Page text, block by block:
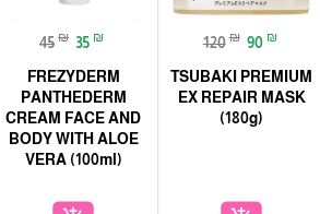
120 ₪ 90 ₪
TSUBAKI PREMIUM
EX REPAIR MASK
(180g)
45 ₪ 35 ₪
FREZYDERM
PANTHEDERM
CREAM FACE AND
BODY WITH ALOE
VERA (100ml)